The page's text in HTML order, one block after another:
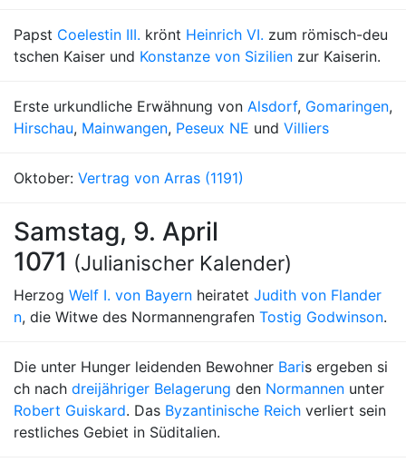
Papst Coelestin III. krönt Heinrich VI. zum römisch-deu
tschen Kaiser und Konstanze von Sizilien zur Kaiserin.
Erste urkundliche Erwähnung von Alsdorf, Gomaringen,
Hirschau, Mainwangen, Peseux NE und Villiers
Oktober: Vertrag von Arras (1191)
Samstag, 9. April
1071 (Julianischer Kalender)
Herzog Welf I. von Bayern heiratet Judith von Flander
n, die Witwe des Normannengrafen Tostig Godwinson.
Die unter Hunger leidenden Bewohner Baris ergeben si
ch nach dreijähriger Belagerung den Normannen unter
Robert Guiskard. Das Byzantinische Reich verliert sein
restliches Gebiet in Süditalien.